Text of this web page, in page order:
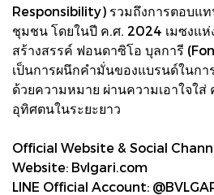
Responsibility) รวมถึงการตอบแ
ชุมชน โดยในปี ค.ศ. 2024 เมซงแห่
สร้างสรรค์ ฟอนดาซิโอ บุลการี
เป็นการผนึกคำมั่นของแบรนด์ในกา
ด้วยความหมาย ผ่านความเอาใจใส่
อุทิศตนในระยะยาว
Official Website & Social
Website: Bvlgari.com
LINE Official Account: